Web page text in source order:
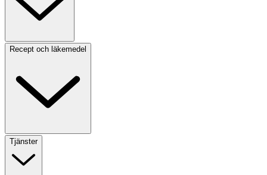
Recept och läkemedel
Tjänster